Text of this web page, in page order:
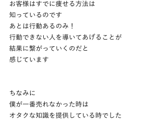
お客様はすでに痩せる方法は
知っているのです
あとは行動あるのみ！
行動できない人を導いてあげることが
結果に繋がっていくのだと
感じています
ちなみに
僕が一番売れなかった時は
オタクな知識を提供している時でした